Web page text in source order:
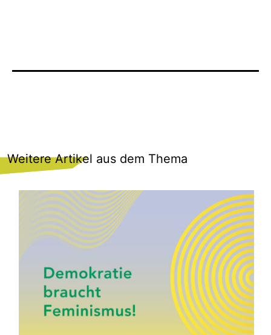
Weitere Artikel aus dem Thema